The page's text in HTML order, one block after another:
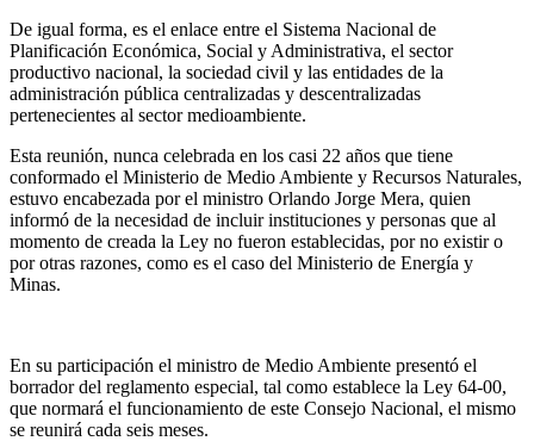
De igual forma, es el enlace entre el Sistema Nacional de
Planificación Económica, Social y Administrativa, el sector
productivo nacional, la sociedad civil y las entidades de la
administración pública centralizadas y descentralizadas
pertenecientes al sector medioambiente.
Esta reunión, nunca celebrada en los casi 22 años que tiene
conformado el Ministerio de Medio Ambiente y Recursos Naturales,
estuvo encabezada por el ministro Orlando Jorge Mera, quien
informó de la necesidad de incluir instituciones y personas que al
momento de creada la Ley no fueron establecidas, por no existir o
por otras razones, como es el caso del Ministerio de Energía y
Minas.
En su participación el ministro de Medio Ambiente presentó el
borrador del reglamento especial, tal como establece la Ley 64-00,
que normará el funcionamiento de este Consejo Nacional, el mismo
se reunirá cada seis meses.